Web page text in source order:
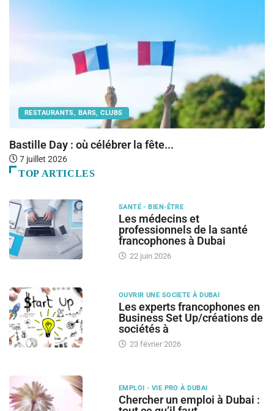
RESTAURANTS, BARS, CLUBS
Bastille Day : où célébrer la fête...
7 juillet 2026
TOP ARTICLES
SANTÉ - BIEN-ÊTRE
Les médecins et
professionnels de la santé
francophones à Dubai
22 juin 2026
OUVRIR UNE SOCIETE À DUBAI
Les experts francophones en
Business Set Up/créations de
sociétés à
23 février 2026
EMPLOI - VIE PRO À DUBAI
Chercher un emploi à Dubai :